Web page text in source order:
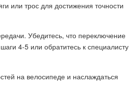
или трос для достижения точности
Убедитесь, что переключение
4-5 или обратитесь к специалисту
на велосипеде и наслаждаться